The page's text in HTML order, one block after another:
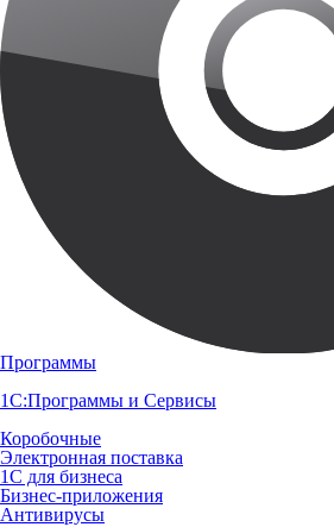
Программы
1С:Программы и Сервисы
Коробочные
Электронная поставка
1С для бизнеса
Бизнес-приложения
Антивирусы